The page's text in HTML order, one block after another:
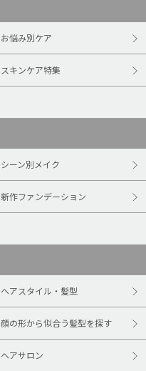
お悩み別ケア
スキンケア特集
シーン別メイク
新作ファンデーション
ヘアスタイル・髪型
顔の形から似合う髪型を探す
ヘアサロン